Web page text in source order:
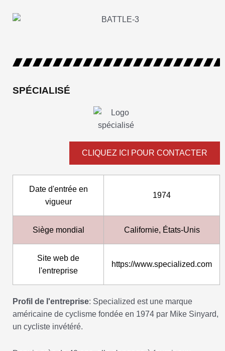
SPÉCIALISÉ
CLIQUEZ ICI POUR CONTACTER
Date d'entrée en
vigueur
1974
Siège mondial Californie, États-Unis
Site web de
l'entreprise
https://www.specialized.com
Profil de l'entreprise: Specialized est une marque
américaine de cyclisme fondée en 1974 par Mike Sinyard,
un cycliste invétéré.